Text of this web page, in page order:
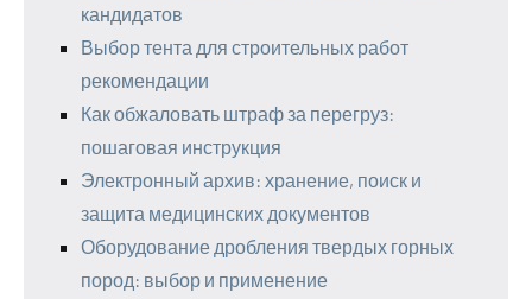
кандидатов
Выбор тента для строительных работ
рекомендации
Как обжаловать штраф за перегруз:
пошаговая инструкция
Электронный архив: хранение, поиск и
защита медицинских документов
Оборудование дробления твердых горных
пород: выбор и применение